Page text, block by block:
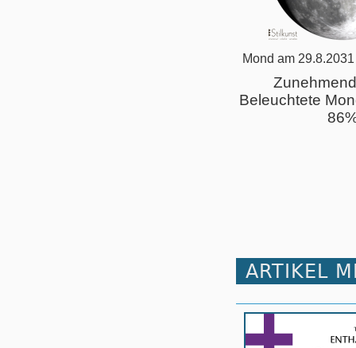
Mond am
Beleuchtete
ARTIKEL